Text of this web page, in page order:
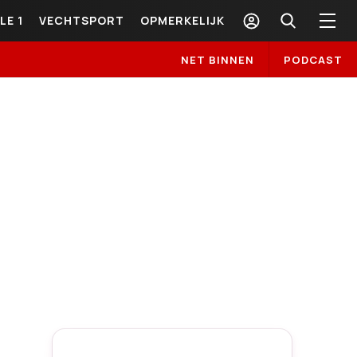
1 VECHTSPORT OPMERKELIJK
NET BINNEN PODCAST